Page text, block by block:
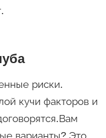
риски.
кучи факторов и